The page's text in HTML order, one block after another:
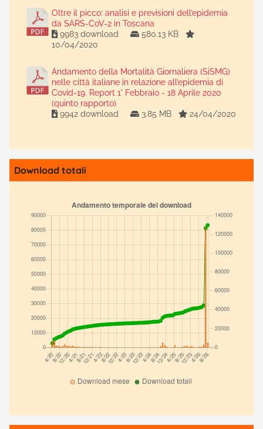
Oltre il picco: analisi e previsioni dell’epidemia
da SARS-CoV-2 in Toscana
9983 download
580.13 KB
10/04/2020
Andamento della Mortalità Giornaliera (SiSMG)
nelle città italiane in relazione all’epidemia di
Covid-19. Report 1' Febbraio - 18 Aprile 2020
(quinto rapporto)
9942 download
3.85 MB 24/04/2020
Download totali